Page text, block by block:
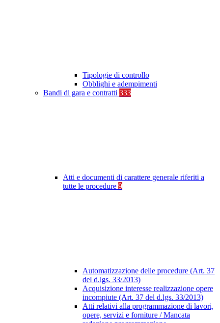
Tipologie di controllo
Obblighi e adempimenti
Bandi di gara e contratti 333
Atti e documenti di carattere generale riferiti a
tutte le procedure 9
Automatizzazione delle procedure (Art. 37
del d.lgs. 33/2013)
Acquisizione interesse realizzazione opere
incompiute (Art. 37 del d.lgs. 33/2013)
Atti relativi alla programmazione di lavori,
opere, servizi e forniture / Mancata